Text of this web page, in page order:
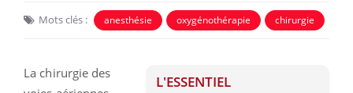
Mots clés : anesthésie oxygénothérapie chirurgie
L'ESSENTIEL
La chirurgie des